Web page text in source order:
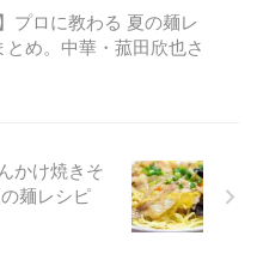
プロに教わる 夏の麺レ
め。中華・菰田欣也さ
かけ焼きそ
麺レシピ